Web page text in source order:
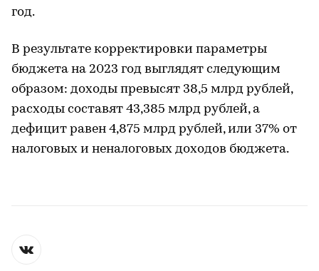
год.
В результате корректировки параметры
бюджета на 2023 год выглядят следующим
образом: доходы превысят 38,5 млрд рублей,
расходы составят 43,385 млрд рублей, а
дефицит равен 4,875 млрд рублей, или 37% от
налоговых и неналоговых доходов бюджета.